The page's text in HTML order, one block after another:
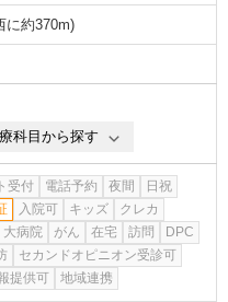
に約370m)
科目から探す
受付 電話予約 夜間
日祝
入院可 キッズ
クレカ
大病院 がん 在宅 訪問
DPC
セカンドオピニオン受診可
提供可
地域連携